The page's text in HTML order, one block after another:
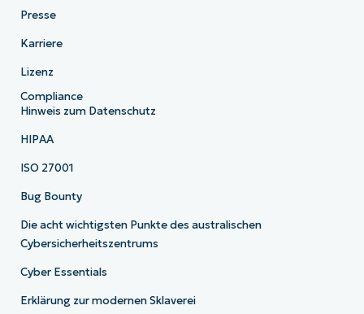
Presse
Karriere
Lizenz
Compliance
Hinweis zum Datenschutz
HIPAA
ISO 27001
Bug Bounty
Die acht wichtigsten Punkte des australischen
Cybersicherheitszentrums
Cyber Essentials
Erklärung zur modernen Sklaverei